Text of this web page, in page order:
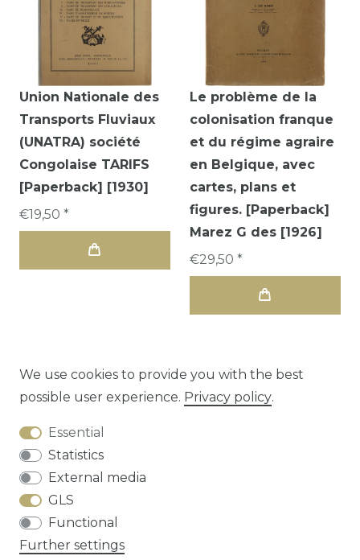
Union Nationale des
Transports Fluviaux
(UNATRA) société
Congolaise TARIFS
[Paperback] [1930]
€19,50 *
Le problème de la
colonisation franque
et du régime agraire
en Belgique, avec
cartes, plans et
figures. [Paperback]
Marez G des [1926]
€29,50 *
1 2 3
Cancellation rights
We use cookies to provide you with the best
possible user experience. Privacy policy.
Essential
Statistics
External media
GLS
Functional
Further settings